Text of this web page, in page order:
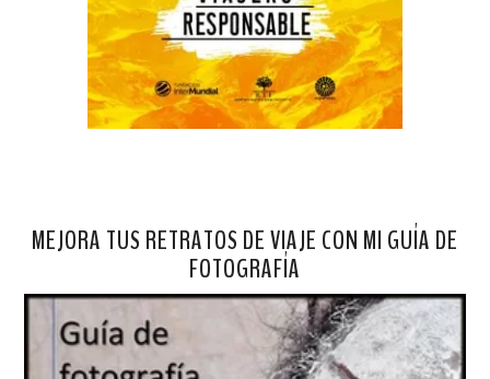
MEJORA TUS RETRATOS DE VIAJE CON MI GUÍA DE
FOTOGRAFÍA